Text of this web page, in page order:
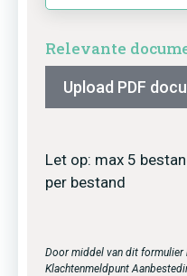
Relevante
Upload PDF
Let op: max 5
per bestand
Door middel van dit formulier
Klachtenmeldpunt